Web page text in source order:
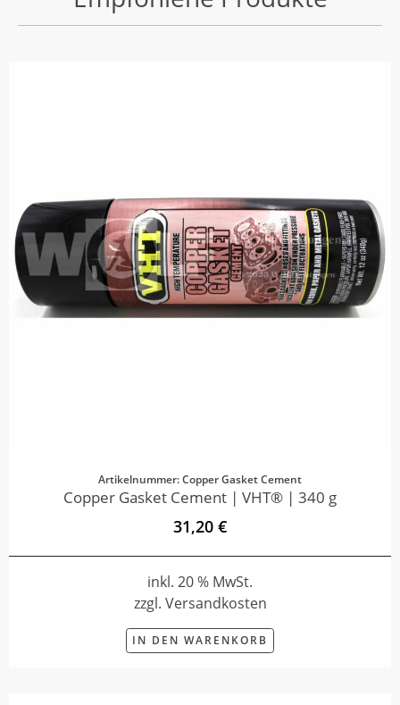
Artikelnummer: Copper Gasket Cement
Copper Gasket Cement | VHT® | 340 g
31,20 €
inkl. 20 % MwSt.
zzgl. Versandkosten
IN DEN WARENKORB